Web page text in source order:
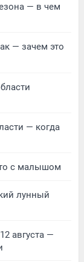
— в чем
— зачем это
— когда
с малышом
лунный
августа —